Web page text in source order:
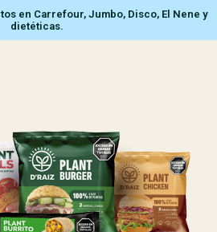
en Carrefour, Jumbo, Disco, El Nene y
dietéticas.